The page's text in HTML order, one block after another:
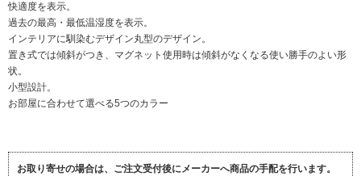
快適度を表示。
過去の最高・最低温湿度を表示。
インテリアに馴染むデザイン丸型のデザイン。
置き式では傾斜がつき、マグネット使用時は傾斜がなくなる使い勝手のよい形
状。
小型設計。
お部屋に合わせて選べる5つのカラー
お取り寄せの場合は、ご注文受付後にメーカーへ商品の手配を行います。